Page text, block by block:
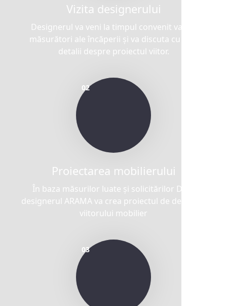
Vizita designerului
Designerul va veni la timpul convenit va lua
măsurători ale încăperii și va discuta cu dvs.
detalii despre proiectul viitor.
Proiectarea mobilierului
În baza măsurilor luate și solicitărilor Dvs.,
designerul ARAMA va crea proiectul de design al
viitorului mobilier